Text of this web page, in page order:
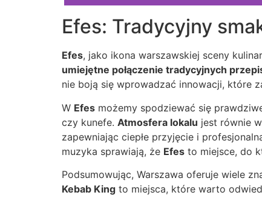
Efes: Tradycyjny
Efes, jako ikona warszawskiej sceny
umiejętne połączenie tradycyjnych
nie boją się wprowadzać innowacji, które
W Efes możemy spodziewać się
czy kunefe. Atmosfera lokalu jest równie
zapewniając ciepłe przyjęcie i
muzyka sprawiają, że Efes to miejsce, do
Podsumowując, Warszawa oferuje wiele
Kebab King to miejsca, które warto